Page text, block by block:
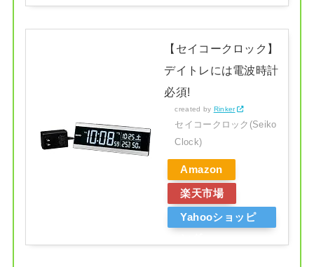
【セイコークロック】
デイトレには電波時計
必須!
created by Rinker
セイコークロック(Seiko
Clock)
Amazon
楽天市場
Yahooショッピ